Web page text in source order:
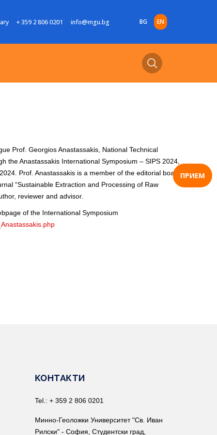
ПРИЕМ
+ 359 2 806 0201 info@mgu.bg BG EN
Prof. Georgios Anastassakis, National Technical
the Anastassakis International Symposium – SIPS 2024,
Prof. Anastassakis is a member of the editorial board
“Sustainable Extraction and Processing of Raw
reviewer and advisor.
of the International Symposium
КОНТАКТИ
Tel.: + 359 2 806 0201
Минно-Геоложки Университет "Св. Иван
Рилски" - София, Студентски град,